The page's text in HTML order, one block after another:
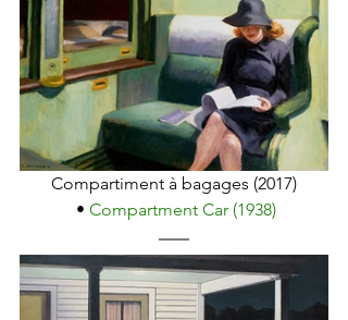
Compartiment à bagages (2017)
• Compartment Car (1938)